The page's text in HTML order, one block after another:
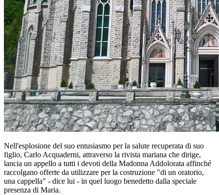
Nell'esplosione del suo entusiasmo per la salute recuperata di suo
figlio, Carlo Acquaderni, attraverso la rivista mariana che dirige,
lancia un appello a tutti i devoti della Madonna Addolorata affinché
raccolgano offerte da utilizzare per la costruzione "di un oratorio,
una cappella" - dice lui - in quel luogo benedetto dalla speciale
presenza di Maria.